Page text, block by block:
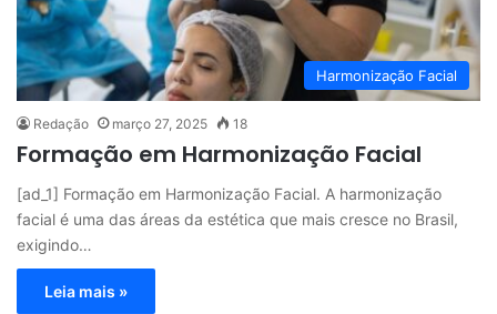
Harmonização Facial
Redação março 27, 2025 18
Formação em Harmonização Facial
[ad_1] Formação em Harmonização Facial. A harmonização
facial é uma das áreas da estética que mais cresce no Brasil,
exigindo…
Leia mais »